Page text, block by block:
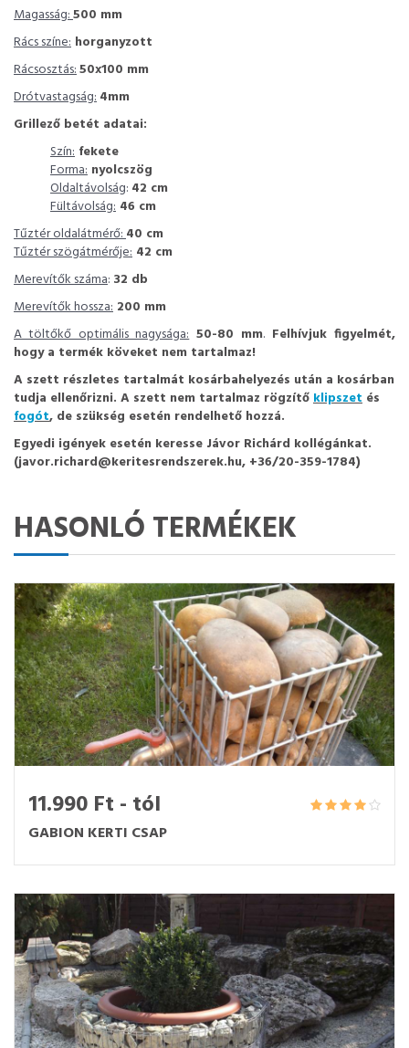
Magasság:500 mm
Rács színe: horganyzott
Rácsosztás:50x100 mm
Drótvastagság:4mm
Grillező betét adatai:
Szín: fekete
Forma: nyolcszög
Oldaltávolság: 42 cm
Fültávolság: 46 cm
Tűztér oldalátmérő:40 cm
Tűztér szögátmérője: 42 cm
Merevítők száma: 32 db
Merevítők hossza: 200 mm
A töltőkő optimális nagysága: 50-80 mm. Felhívjuk figyelmét,
hogy a termék köveket nem tartalmaz!
A szett részletes tartalmát kosárbahelyezés után a kosárban
tudja ellenőrizni. A szett nem tartalmaz rögzítőklipszet és
fogót, de szükség esetén rendelhető hozzá.
Egyedi igények esetén keresse Jávor Richárd kollégánkat.
(javor.richard@keritesrendszerek.hu, +36/20-359-1784)
HASONLÓ TERMÉKEK
11.990 Ft - tól
GABION KERTI CSAP